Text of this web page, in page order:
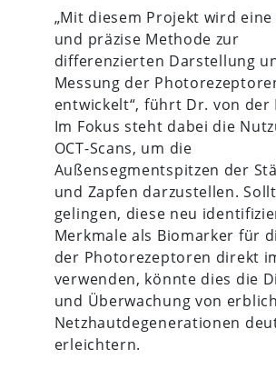
„Mit diesem Projekt wird
und präzise Methode zur
differenzierten Darstellung
Messung der
entwickelt“, führt Dr. von der
Im Fokus steht dabei die
OCT-Scans, um die
Außensegmentspitzen der
und Zapfen darzustellen.
gelingen, diese neu
Merkmale als Biomarker für
der Photorezeptoren direkt
verwenden, könnte dies die
und Überwachung von
Netzhautdegenerationen
erleichtern.